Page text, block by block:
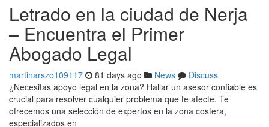
Letrado en la ciudad de Nerja
– Encuentra el Primer
Abogado Legal
martinarszo109117 81 days ago News
Discuss
¿Necesitas apoyo legal en la zona? Hallar un asesor confiable es
crucial para resolver cualquier problema que te afecte. Te
ofrecemos una selección de expertos en la zona costera,
especializados en